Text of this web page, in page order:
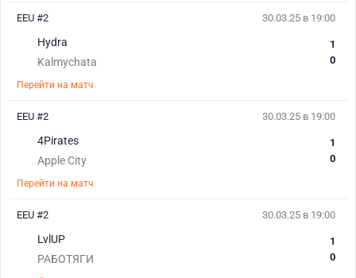
30.03.25 в 19:00
Hydra
Kalmychata
1
0
Перейти на матч
EEU #2
30.03.25 в 19:00
4Pirates
Apple City
1
0
Перейти на матч
EEU #2
30.03.25 в 19:00
LvlUP
РАБОТЯГИ
1
0
EEU #2